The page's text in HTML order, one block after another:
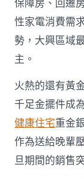
保障房、回遷
性家電消費需
勢，大興區域
主。
火熱的還有黃
千足金擺件成
健康住宅重金
作為送給晚輩
旦期間的銷售